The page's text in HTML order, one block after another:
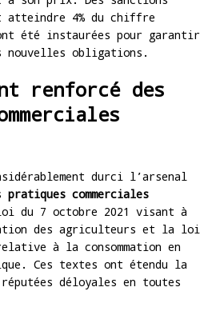
atteindre 4% du chiffre
été instaurées pour garantir
obligations.
renforcé des
durci l’arsenal
pratiques commerciales
du 7 octobre 2021 visant à
des agriculteurs et la loi
à la consommation en
Ces textes ont étendu la
déloyales en toutes